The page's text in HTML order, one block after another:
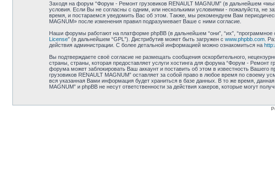
Заходя на форум “Форум - Ремонт грузовиков RENAULT MAGNUM” (в дальнейшем
условия. Если Вы не согласны с одним, или несколькими условиями - пожалуйста, не
время, и постараемся уведомить Вас об этом. Также, мы рекомендуем Вам
MAGNUM» после изменения правил подразумевает Ваше с ними согласие.
Наши форумы работают на платформе phpBB (в дальнейшем “они”, “их”, “программное
License” (в дальнейшем “GPL”). Дистрибутив может быть загружен с www.phpbb.com.
действия администрации. С более детальной информацией можно ознакомиться на
Вы подтверждаете своё согласие не размещать сообщения оскорбительного,
страны, страны, которая предоставляет услуги хостинга для форума “Форум - Ремонт
форума может заблокировать Ваш аккаунт и поставить об этом в известность
грузовиков RENAULT MAGNUM” оставляет за собой право в любое время по своему
вся указанная Вами информация будет храниться в базе данных. В то же время,
MAGNUM” и phpBB не несут ответственности за действия хакеров, которые могут